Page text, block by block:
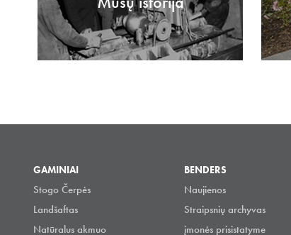
GAMINIAI
Stogo Čerpės
Landšaftas
Natūralus akmuo
BENDERS
Naujienos
Straipsnių archyvas
įmonės prisistatyme